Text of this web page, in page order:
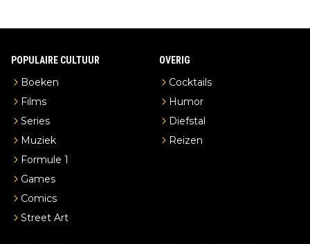
POPULAIRE CULTUUR
Boeken
Films
Series
Muziek
Formule 1
Games
Comics
Street Art
OVERIG
Cocktails
Humor
Diefstal
Reizen